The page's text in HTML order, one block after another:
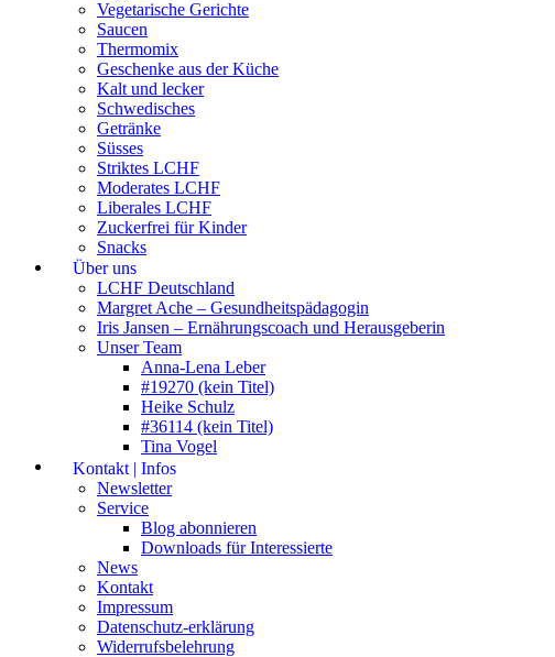
Vegetarische Gerichte
Saucen
Thermomix
Geschenke aus der Küche
Kalt und lecker
Schwedisches
Getränke
Süsses
Striktes LCHF
Moderates LCHF
Liberales LCHF
Zuckerfrei für Kinder
Snacks
Über uns
LCHF Deutschland
Margret Ache – Gesundheitspädagogin
Iris Jansen – Ernährungscoach und Herausgeberin
Unser Team
Anna-Lena Leber
#19270 (kein Titel)
Heike Schulz
#36114 (kein Titel)
Tina Vogel
Kontakt | Infos
Newsletter
Service
Blog abonnieren
Downloads für Interessierte
News
Kontakt
Impressum
Datenschutz-erklärung
Widerrufsbelehrung